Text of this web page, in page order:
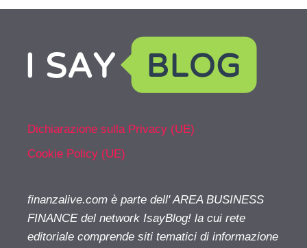
Dichiarazione sulla Privacy (UE)
Cookie Policy (UE)
finanzalive.com è parte dell' AREA BUSINESS
FINANCE del network IsayBlog! la cui rete
editoriale comprende siti tematici di informazione